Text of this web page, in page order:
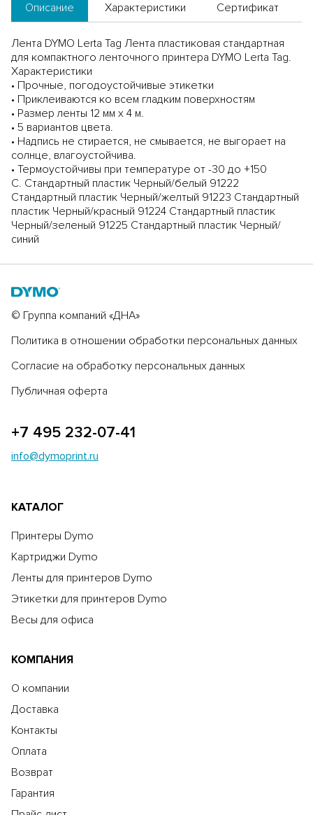
Описание Характеристики Сертификат
Лента DYMO Lerta Tag Лента пластиковая стандартная
для компактного ленточного принтера DYMO Lerta Tag.
Характеристики
• Прочные, погодоустойчивые этикетки
• Приклеиваются ко всем гладким поверхностям
• Размер ленты 12 мм х 4 м.
• 5 вариантов цвета.
• Надпись не стирается, не смывается, не выгорает на
солнце, влагоустойчива.
• Термоустойчивы при температуре от -30 до +150
С. Стандартный пластик Черный/белый 91222
Стандартный пластик Черный/желтый 91223 Стандартный
пластик Черный/красный 91224 Стандартный пластик
Черный/зеленый 91225 Стандартный пластик Черный/
синий
© Группа компаний «ДНА»
Политика в отношении обработки персональных данных
Согласие на обработку персональных данных
Публичная оферта
+7 495 232-07-41
info@dymoprint.ru
КАТАЛОГ
Принтеры Dymo
Картриджи Dymo
Ленты для принтеров Dymo
Этикетки для принтеров Dymo
Весы для офиса
КОМПАНИЯ
О компании
Доставка
Контакты
Оплата
Возврат
Гарантия